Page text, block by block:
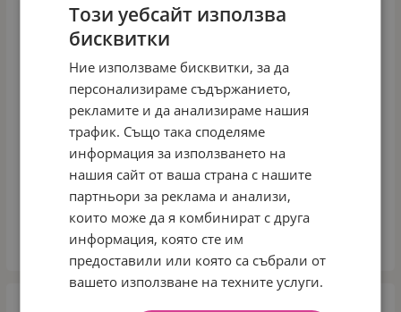
ДЕТСКИ СЛЪНЧЕВИ ОЧИЛА, MARTINELIA
Арт.№: 10637951
8.64 € / 16.90 лв.
ВАРИАНТИ
Този уебсайт използва
бисквитки
Ние използваме бисквитки, за да
персонализираме съдържанието,
рекламите и да анализираме нашия
трафик. Също така споделяме
информация за използването на
нашия сайт от ваша страна с нашите
партньори за реклама и анализи,
които може да я комбинират с друга
информация, която сте им
предоставили или която са събрали от
вашето използване на техните услуги.